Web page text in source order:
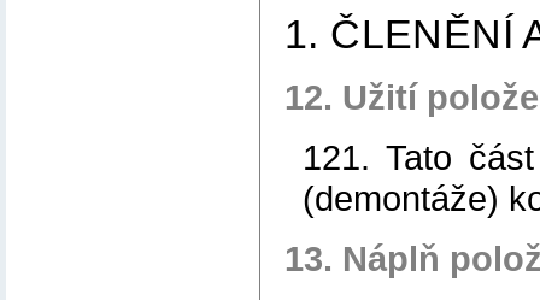
1. ČLENĚNÍ
12. Užití
121. Tato
(demontáže)
13. Náplň